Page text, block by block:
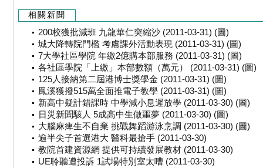
相關新聞
200校獲批減班 九龍華仁突縮沙 (2011-03-31) (圖)
城大降轉院門檻 考慮課外活動表現 (2011-03-31) (圖)
7大學社區學院 年繳2億購本部服務 (2011-03-31) (圖)
各社區學院「上繳」本部數額（萬元） (2011-03-31) (圖)
125人接納第二屆港博士獎學金 (2011-03-31) (圖)
鳳溪獲撥515萬全面推電子教學 (2011-03-31) (圖)
新高中疑計錯課時 中學減小息遲放學 (2011-03-30) (圖)
日災新聞駭人 5成高中生做噩夢 (2011-03-30) (圖)
大腦麻痺生不自棄 挑戰舞蹈游泳烹調 (2011-03-30) (圖)
逾半尖子首選港大 醫科最搶手 (2011-03-30)
教院首建資源網 提供可持續發展教材 (2011-03-30)
UE聆聽遭投訴 1試場特別室太嘈 (2011-03-30)